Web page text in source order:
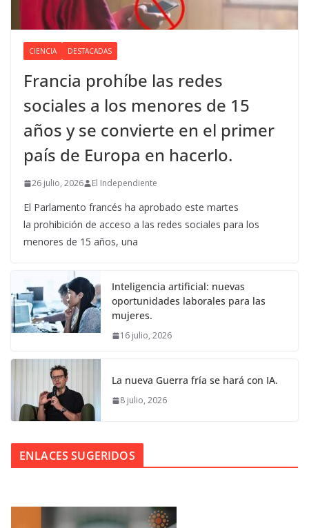
CIENCIA DESTACADAS
Francia prohíbe las redes
sociales a los menores de 15
años y se convierte en el primer
país de Europa en hacerlo.
26 julio, 2026 El Independiente
El Parlamento francés ha aprobado este martes
la prohibición de acceso a las redes sociales para los
menores de 15 años, una
Inteligencia artificial: nuevas
oportunidades laborales para las
mujeres.
16 julio, 2026
La nueva Guerra fría se hará con IA.
8 julio, 2026
ENLACES SUGERIDOS